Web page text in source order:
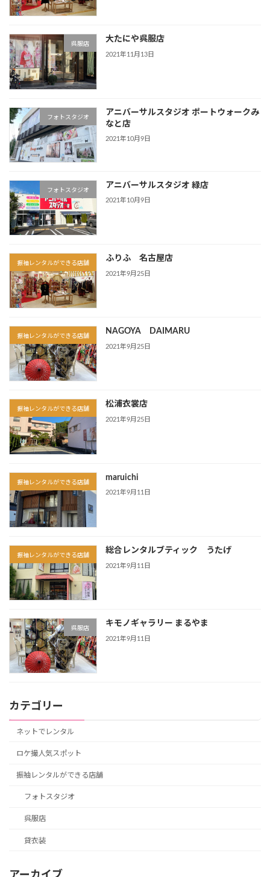
呉服店
大たにや呉服店
2021年11月13日
フォトスタジオ
アニバーサルスタジオ ポートウォークみ
なと店
2021年10月9日
フォトスタジオ
アニバーサルスタジオ 緑店
2021年10月9日
振袖レンタルができる店舗
ふりふ 名古屋店
2021年9月25日
振袖レンタルができる店舗
NAGOYA DAIMARU
2021年9月25日
振袖レンタルができる店舗
松浦衣裳店
2021年9月25日
振袖レンタルができる店舗
maruichi
2021年9月11日
振袖レンタルができる店舗
総合レンタルブティック うたげ
2021年9月11日
呉服店
キモノギャラリー まるやま
2021年9月11日
カテゴリー
ネットでレンタル
ロケ撮人気スポット
振袖レンタルができる店舗
フォトスタジオ
呉服店
貸衣装